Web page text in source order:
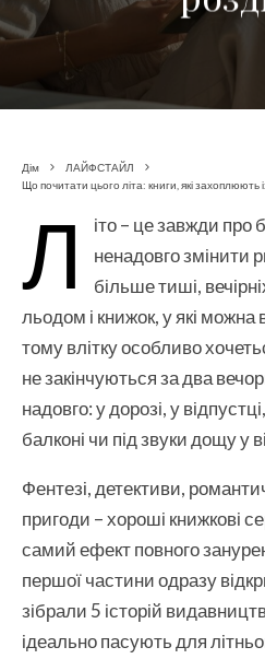
Дім
ЛАЙФСТАЙЛ
Що почитати цього літа: книги, які захоплюють
Л
іто – це завжди про
ненадовго змінити
більше тиші,
льодом і книжок, у які
тому влітку особливо
не закінчуються за два
надовго: у дорозі, у
балконі чи під звуки дощу у
Фентезі, детективи,
пригоди – хороші книжкові
самий ефект повного
першої частини одразу
зібрали 5 історій
ідеально пасують для